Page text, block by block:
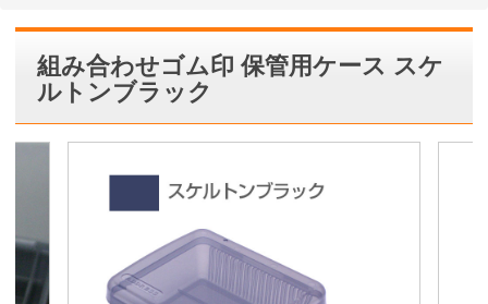
組み合わせゴム印 保管用ケース スケ
ルトンブラック